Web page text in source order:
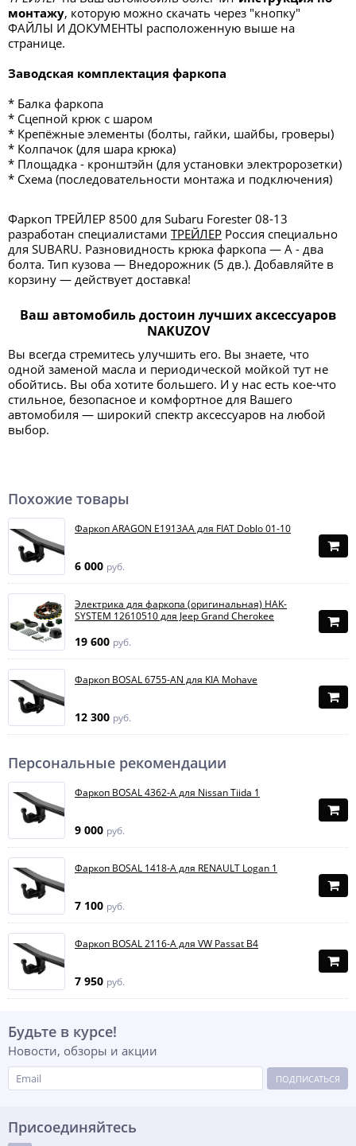
монтажу, которую можно скачать через "кнопку"
ФАЙЛЫ И ДОКУМЕНТЫ расположенную выше на
странице.
Заводская комплектация фаркопа
* Балка фаркопа
* Сцепной крюк с шаром
* Крепёжные элементы (болты, гайки, шайбы, гроверы)
* Колпачок (для шара крюка)
* Площадка - кронштэйн (для установки электророзетки)
* Схема (последовательности монтажа и подключения)
Фаркоп ТРЕЙЛЕР 8500 для Subaru Forester 08-13
разработан специалистами ТРЕЙЛЕР Россия специально
для SUBARU. Разновидность крюка фаркопа — А - два
болта. Тип кузова — Внедорожник (5 дв.). Добавляйте в
корзину — действует доставка!
Ваш автомобиль достоин лучших аксессуаров
NAKUZOV
Вы всегда стремитесь улучшить его. Вы знаете, что
одной заменой масла и периодической мойкой тут не
обойтись. Вы оба хотите большего. И у нас есть кое-что
стильное, безопасное и комфортное для Вашего
автомобиля — широкий спектр аксессуаров на любой
выбор.
Похожие товары
Фаркоп ARAGON E1913AA для FIAT Doblo 01-10
6 000 руб.
Электрика для фаркопа (оригинальная) HAK-
SYSTEM 12610510 для Jeep Grand Cherokee
19 600 руб.
Фаркоп BOSAL 6755-AN для KIA Mohave
12 300 руб.
Персональные рекомендации
Фаркоп BOSAL 4362-A для Nissan Tiida 1
9 000 руб.
Фаркоп BOSAL 1418-A для RENAULT Logan 1
7 100 руб.
Фаркоп BOSAL 2116-A для VW Passat B4
7 950 руб.
Будьте в курсе!
Новости, обзоры и акции
ПОДПИСАТЬСЯ
Присоединяйтесь